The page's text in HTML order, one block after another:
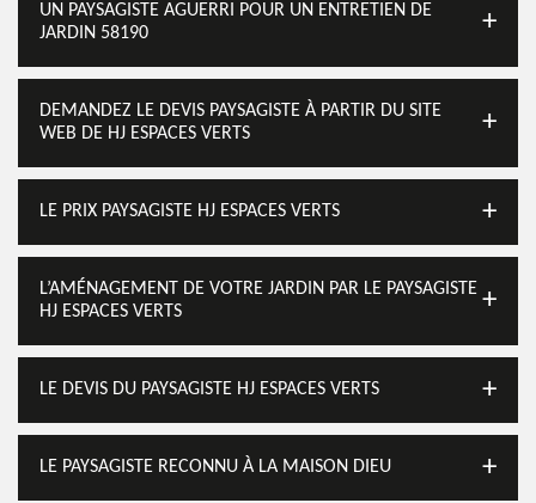
UN PAYSAGISTE AGUERRI POUR UN ENTRETIEN DE
JARDIN 58190
DEMANDEZ LE DEVIS PAYSAGISTE À PARTIR DU SITE
WEB DE HJ ESPACES VERTS
LE PRIX PAYSAGISTE HJ ESPACES VERTS
L’AMÉNAGEMENT DE VOTRE JARDIN PAR LE PAYSAGISTE
HJ ESPACES VERTS
LE DEVIS DU PAYSAGISTE HJ ESPACES VERTS
LE PAYSAGISTE RECONNU À LA MAISON DIEU